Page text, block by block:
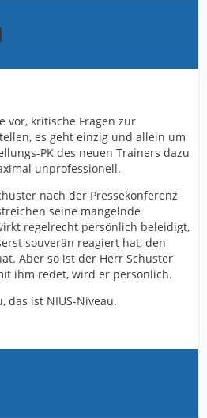
vor, kritische Fragen zur
es geht einzig und allein um
PK des neuen Trainers dazu
unprofessionell.
nach der Pressekonferenz
seine mangelnde
regelrecht persönlich beleidigt,
souverän reagiert hat, den
Aber so ist der Herr Schuster
ihm redet, wird er persönlich.
das ist NIUS-Niveau.